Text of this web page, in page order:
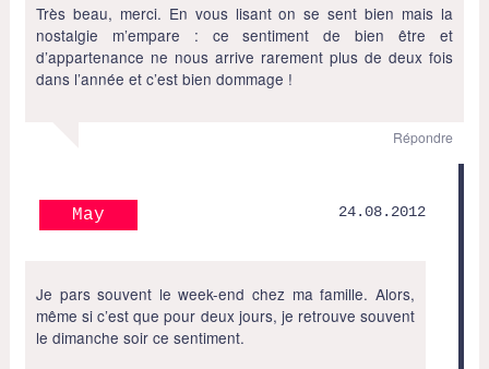
Très beau, merci. En vous lisant on se sent bien mais la
nostalgie m’empare : ce sentiment de bien être et
d’appartenance ne nous arrive rarement plus de deux fois
dans l’année et c’est bien dommage !
Répondre
May 24.08.2012
Je pars souvent le week-end chez ma famille. Alors,
même si c’est que pour deux jours, je retrouve souvent
le dimanche soir ce sentiment.